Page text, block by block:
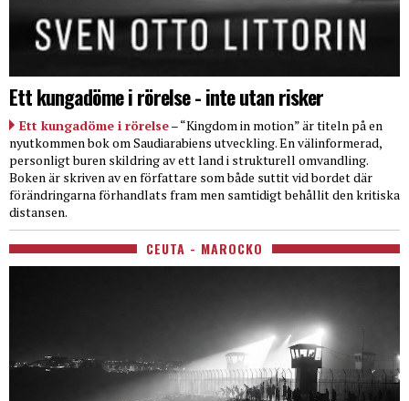
Ett kungadöme i rörelse - inte utan risker
Ett kungadöme i rörelse– “Kingdom in motion” är titeln på en
nyutkommen bok om Saudiarabiens utveckling. En välinformerad,
personligt buren skildring av ett land i strukturell omvandling.
Boken är skriven av en författare som både suttit vid bordet där
förändringarna förhandlats fram men samtidigt behållit den kritiska
distansen.
CEUTA - MAROCKO